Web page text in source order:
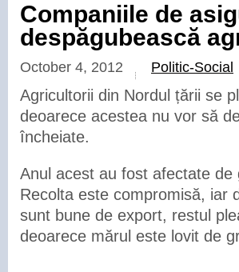
Companiile de
despăgubească
October 4, 2012 Politic-Social
Agricultorii din Nordul țării se
deoarece acestea nu vor să
încheiate.
Anul acest au fost afectate
Recolta este compromisă, iar
sunt bune de export, restul
deoarece mărul este lovit de